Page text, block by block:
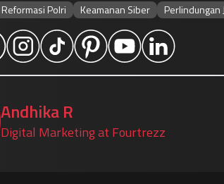
Reformasi Polri Keamanan Siber Perlindungan
Andhika R
Digital Marketing at Fourtrezz